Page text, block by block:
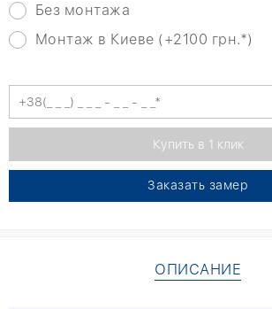
Без монтажа
Монтаж в Киеве (+2100 грн.*)
Заказать замер
ОПИСАНИЕ